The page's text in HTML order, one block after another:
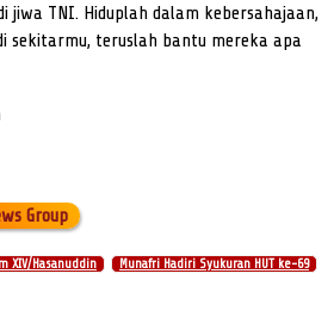
jiwa TNI. Hiduplah dalam kebersahajaan,
sekitarmu, teruslah bantu mereka apa
Group
XIV/Hasanuddin Munafri Hadiri Syukuran HUT ke-69